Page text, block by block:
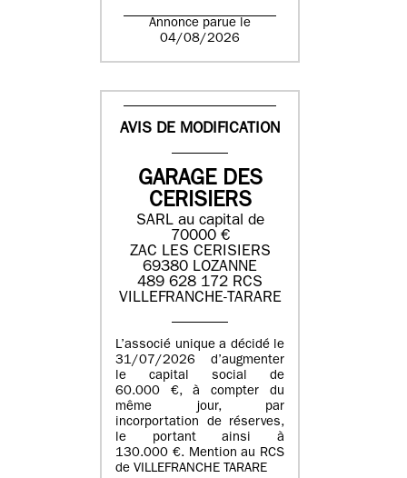
Annonce parue le
04/08/2026
AVIS DE MODIFICATION
GARAGE DES
CERISIERS
SARL au capital de
70000 €
ZAC LES CERISIERS
69380 LOZANNE
489 628 172 RCS
VILLEFRANCHE-TARARE
L’associé unique a décidé le
31/07/2026 d’augmenter
le capital social de
60.000 €, à compter du
même jour, par
incorportation de réserves,
le portant ainsi à
130.000 €. Mention au RCS
de VILLEFRANCHE TARARE